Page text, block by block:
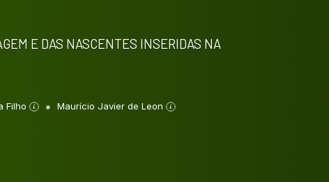
E DAS NASCENTES INSERIDAS NA
Filho Maurício Javier de Leon